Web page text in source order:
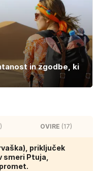
in zgodbe, ki
OVIRE (17)
priključek
smeri Ptuja,